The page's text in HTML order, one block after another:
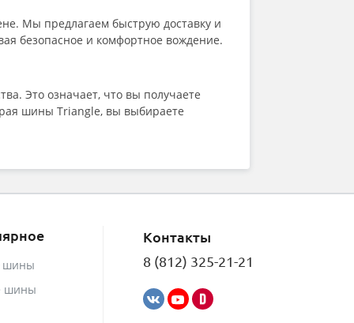
Ovation
Pace
Rapid
ROADBOSS
Roadmarch
Мы предлагаем быструю доставку и
безопасное и комфортное вождение.
Это означает, что вы получаете
шины Triangle, вы выбираете
шины
шины
Контакты
8 (812) 325-21-21